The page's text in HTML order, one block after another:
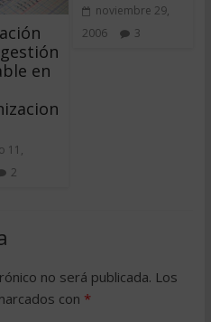
en
11,
2
noviembre 29,
2006
3
no será publicada. Los
con *